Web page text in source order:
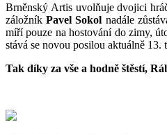
Brněnský Artis uvolňuje dvojici
záložníkPavel Sokol nadále
míří pouze na hostování do zimy,
stává se novou posilou aktuálně
Tak díky za vše a hodně štěstí,